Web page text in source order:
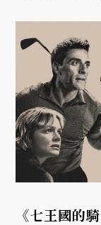
《七王國